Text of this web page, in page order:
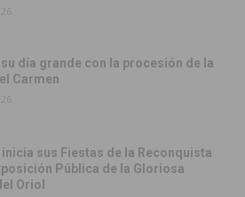
su día grande con la procesión de la
Carmen
inicia sus Fiestas de la Reconquista
Pública de la Gloriosa
Oriol